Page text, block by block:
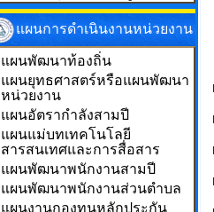
แผนการดำเนินงานหน่วยงาน
แผนพัฒนาท้องถิ่น
แผนยุทธศาสตร์หรือแผนพัฒนา
หน่วยงาน
แผนอัตรากำลังสามปี
แผนแม่บทเทคโนโลยี
สารสนเทศและการสื่อสาร
แผนพัฒนาพนักงานสามปี
แผนพัฒนาพนักงานส่วนตำบล
แผนงานกองทุนหลักประกัน